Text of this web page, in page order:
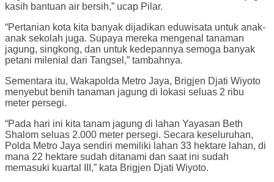
kasih bantuan air bersih,” ucap Pilar.
“Pertanian kota kita banyak dijadikan eduwisata untuk anak-
anak sekolah juga. Supaya mereka mengenal tanaman
jagung, singkong, dan untuk kedepannya semoga banyak
petani milenial dari Tangsel,” tambahnya.
Sementara itu, Wakapolda Metro Jaya, Brigjen Djati Wiyoto
menyebut benih tanaman jagung di lokasi seluas 2 ribu
meter persegi.
“Pada hari ini kita tanam jagung di lahan Yayasan Beth
Shalom seluas 2.000 meter persegi. Secara keseluruhan,
Polda Metro Jaya sendiri memiliki lahan 33 hektare lahan, di
mana 22 hektare sudah ditanami dan saat ini sudah
memasuki kuartal III,” kata Brigjen Djati Wiyoto.